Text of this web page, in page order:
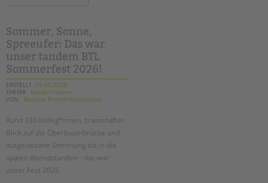
unkuerzbar
Briefe an Kai
PRESSE
KONTAKT
Impressum
Datenschutz
Hinweisgebersystem
schöneberg:
den
„lernort
praxis“
erfolgreich
gestalten
Sommer, Sonne,
Spreeufer: Das war
unser tandem BTL
Sommerfest 2026!
ERSTELLT 29.06.2026
THEMA tandem intern
VON
Barbara Brecht-Hadraschek
Rund 330 Kolleg*innen, traumhafter
Blick auf die Oberbaumbrücke und
ausgelassene Stimmung bis in die
späten Abendstunden - das war
unser Fest 2026.